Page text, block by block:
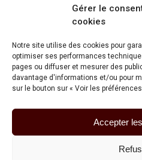
Gérer le
cookies
Notre site utilise des cookies pour
optimiser ses performances
pages ou diffuser et mesurer des
davantage d'informations et/ou pour
sur le bouton sur « Voir les préférences
Accepter
DU LUNDI AU VENDREDI